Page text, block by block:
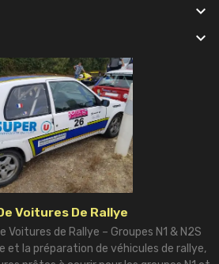


Voitures De Rallye
de Rallye – Groupes N1 & N2S
et la préparation de véhicules de rallye,